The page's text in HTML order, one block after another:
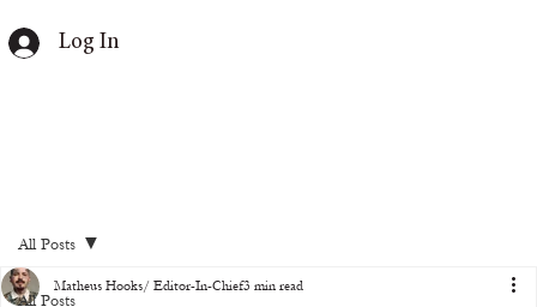
Log In
All Posts
All Posts
Matheus Hooks/ Editor-In-Chief3 min read